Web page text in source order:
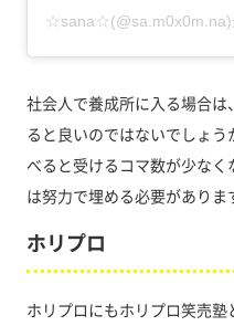
☆sana☆(@sa.m0x0m.na)
社会人で養成所に入る場合は
ると良いのではないでしょ
べると受けるコマ数が少な
は努力で埋める必要がありま
ホリプロ
ホリプロにもホリプロ笑売塾